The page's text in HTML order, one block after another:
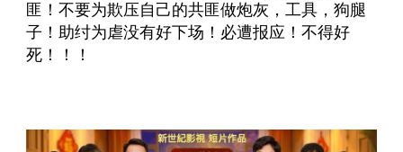
匪！不要为欺压自己的共匪做炮灰，工具，狗腿
子！助纣为虐没有好下场！必遭报应！不得好
死！！！